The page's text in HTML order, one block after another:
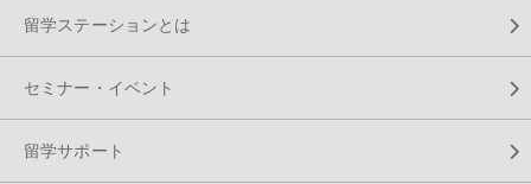
留学ステーションとは
セミナー・イベント
留学サポート